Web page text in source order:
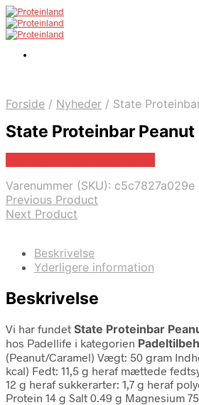
Forside / Nyheder / State
State Proteinbar Peanut
Varenummer (SKU): c5c7827a029e
Previous Product
Next Product
Beskrivelse
Yderligere information
Beskrivelse
Vi har fundet State Proteinbar
hos Padellife i kategorien
(Peanut/Caramel) Vægt: 50 gram
kcal) Fedt: 11,5 g heraf mættede
12 g heraf sukkerarter: 1,7 g heraf
Protein 14 g Salt 0.49 g Magnesium